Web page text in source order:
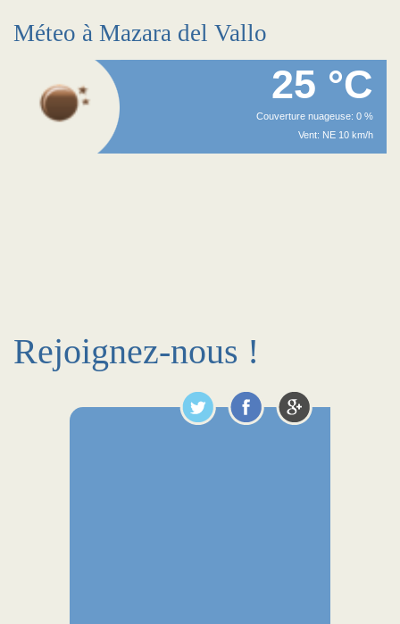
Méteo à Mazara del Vallo
25 °C
Couverture nuageuse: 0 %
Vent: NE 10 km/h
Rejoignez-nous !